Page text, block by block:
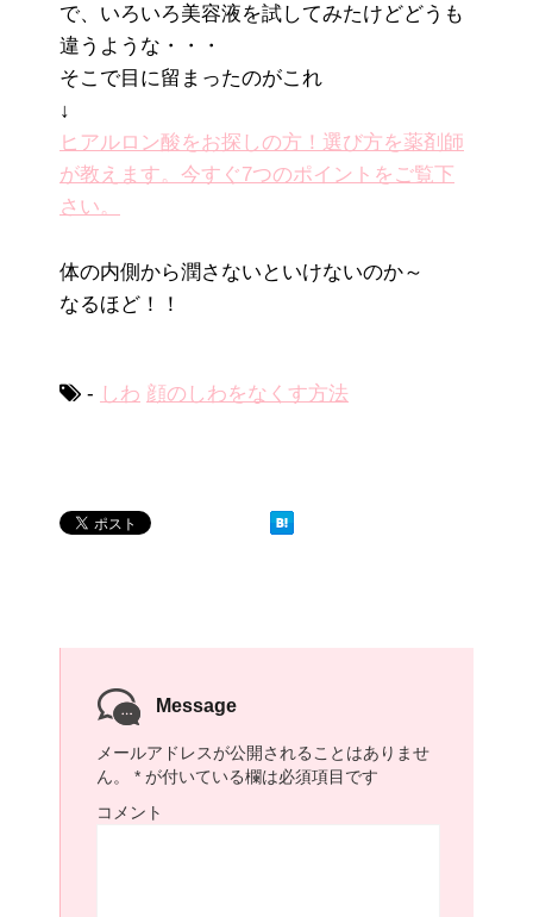
で、いろいろ美容液を試してみたけどどうも
違うような・・・
そこで目に留まったのがこれ
↓
ヒアルロン酸をお探しの方！選び方を薬剤師
が教えます。今すぐ7つのポイントをご覧下
さい。
体の内側から潤さないといけないのか～
なるほど！！
- しわ 顔のしわをなくす方法
Message
メールアドレスが公開されることはありませ
ん。
* が付いている欄は必須項目です
コメント